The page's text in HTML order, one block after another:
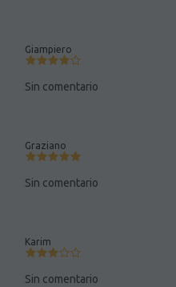
Giampiero
Sin comentario
Graziano
Sin comentario
Karim
Sin comentario